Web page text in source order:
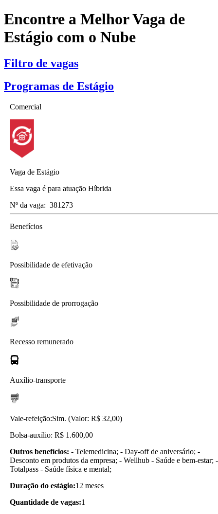
Encontre a Melhor Vaga de
Estágio com o Nube
Filtro de vagas
Programas de Estágio
Comercial
Vaga de Estágio
Essa vaga é para atuação Híbrida
Nº da vaga: 381273
Benefícios
Possibilidade de efetivação
Possibilidade de prorrogação
Recesso remunerado
Auxílio-transporte
Vale-refeição:Sim. (Valor: R$ 32,00)
Bolsa-auxílio: R$ 1.600,00
Outros benefícios: - Telemedicina; - Day-off de aniversário; -
Desconto em produtos da empresa; - Wellhub - Saúde e bem-estar; -
Totalpass - Saúde física e mental;
Duração do estágio:12 meses
Quantidade de vagas:1